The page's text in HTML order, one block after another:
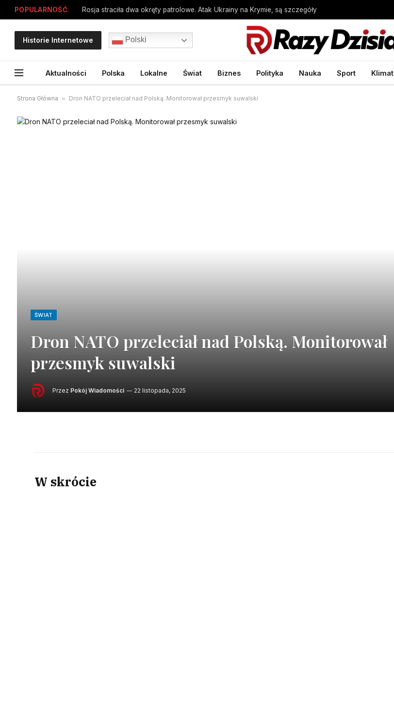
POPULARNOŚĆ Rosja straciła dwa okręty patrolowe. Atak Ukrainy na Krymie, są szczegóły
Historie Internetowe Polski
Aktualności Polska Lokalne Świat Biznes Polityka Nauka Sport Klimat
Strona Główna » Dron NATO przeleciał nad Polską. Monitorował przesmyk suwalski
ŚWIAT
Dron NATO przeleciał nad Polską. Monitorował
przesmyk suwalski
Przez Pokój Wiadomości 22 listopada, 2025
W skrócie